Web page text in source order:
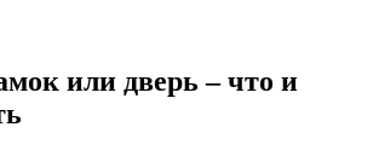
или дверь – что и